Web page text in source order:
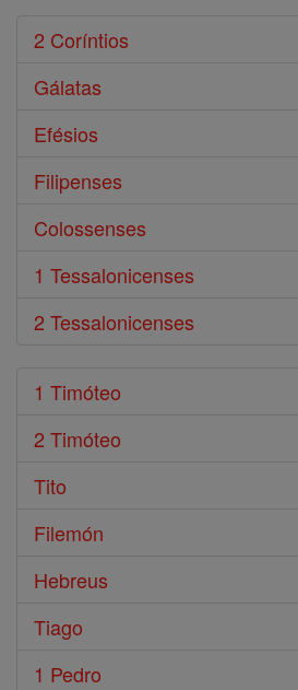
2 Coríntios
Gálatas
Efésios
Filipenses
Colossenses
1 Tessalonicenses
2 Tessalonicenses
1 Timóteo
2 Timóteo
Tito
Filemón
Hebreus
Tiago
1 Pedro